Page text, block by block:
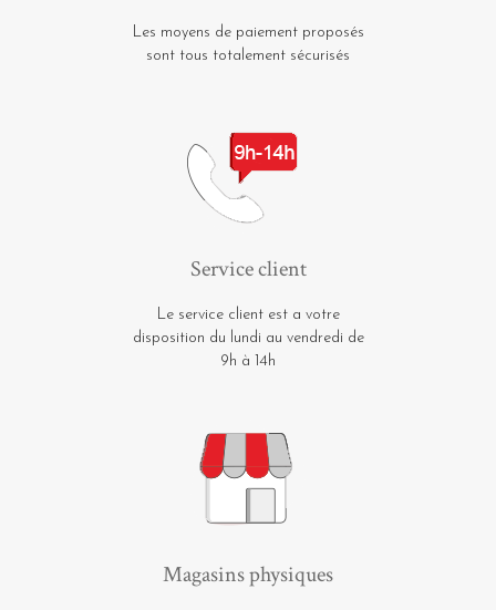
Les moyens de paiement proposés
sont tous totalement sécurisés
Service client
Le service client est a votre
disposition du lundi au vendredi de
9h à 14h
Magasins physiques